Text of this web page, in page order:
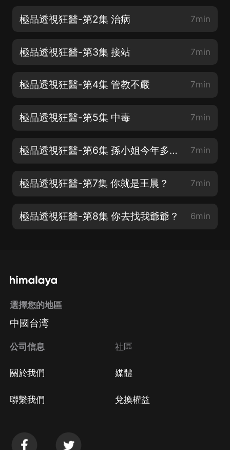
極品透視狂醫-第2集 治病 7min
極品透視狂醫-第3集 接站 7min
極品透視狂醫-第4集 管教不嚴 7min
極品透視狂醫-第5集 中毒 7min
極品透視狂醫-第6集 孫小姐今年多大了？ 7min
極品透視狂醫-第7集 你就是王晨？ 7min
極品透視狂醫-第8集 你去找我爺爺？ 6min
選擇您的地區
中國台湾
公司信息
關於我們
聯繫我們
社區
媒體
兌換權益